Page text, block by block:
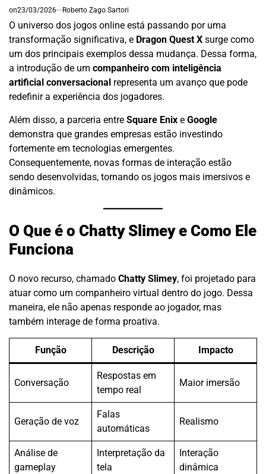
on23/03/2026 Roberto Zago Sartori
O universo dos jogos online está passando por uma
transformação significativa, e Dragon Quest X surge como
um dos principais exemplos dessa mudança. Dessa forma,
a introdução de um companheiro com inteligência
artificial conversacional representa um avanço que pode
redefinir a experiência dos jogadores.
Além disso, a parceria entre Square Enix e Google
demonstra que grandes empresas estão investindo
fortemente em tecnologias emergentes.
Consequentemente, novas formas de interação estão
sendo desenvolvidas, tornando os jogos mais imersivos e
dinâmicos.
O Que é o Chatty Slimey e Como Ele
Funciona
O novo recurso, chamado Chatty Slimey, foi projetado para
atuar como um companheiro virtual dentro do jogo. Dessa
maneira, ele não apenas responde ao jogador, mas
também interage de forma proativa.
Função Descrição Impacto
Conversação
Respostas em
tempo real
Maior imersão
Geração de voz
Falas
automáticas
Realismo
Análise de
gameplay
Interpretação da
tela
Interação
dinâmica